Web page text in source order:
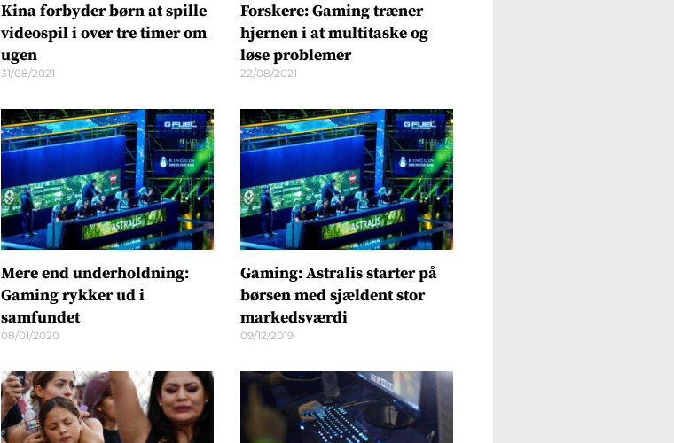
Kina forbyder børn at spille
videospil i over tre timer om
ugen
31/08/2021
Forskere: Gaming træner
hjernen i at multitaske og
løse problemer
22/08/2021
Mere end underholdning:
Gaming rykker ud i
samfundet
08/01/2020
Gaming: Astralis starter på
børsen med sjældent stor
markedsværdi
09/12/2019